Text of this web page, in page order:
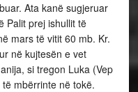
Ata kanë sugjeruar
Palit prej ishullit të
mars të vitit 60 mb. Kr.
në kujtesën e vet
si tregon Luka (Vep
mbërrinte në tokë.